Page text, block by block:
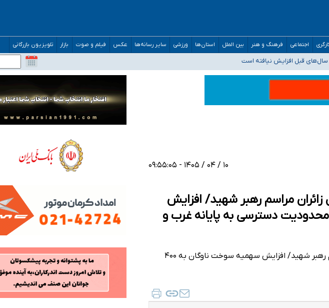
اجتماعی فرهنگ و هنر بین الملل استان‌ها ورزشی سایر رسانه‌ها عکس فیلم و صوت بازار تلویزیون بازرگانی
قبل افزایش نیافته است
فوت حمیدرضا رجب‌زاده
کشور ارائه شود
است/ دریافت‌های غیرمتعارف در شأن پزشکی و کشورمان نیست/ نظام سلامت جلوی این رویه را بگیرد
۱۰ / ۰۴ / ۱۴۰۵ - ۰۹:۵۵:۰۵
زائران مراسم رهبر شهید/ افزایش
ناوگان به ۴۰۰ لیتر/ محدودیت دسترسی به پایانه غرب و